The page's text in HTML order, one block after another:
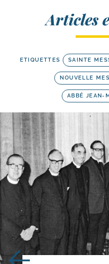
Articles
ETIQUETTES SAINTE
NOUVELLE
ABBÉ JEAN-